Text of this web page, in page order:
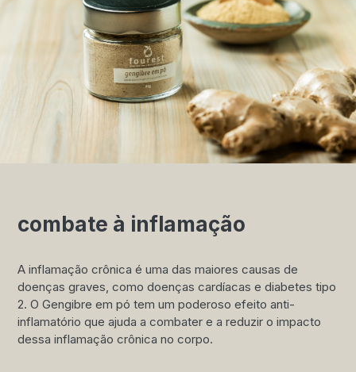
combate à inflamação
A inflamação crônica é uma das maiores causas de
doenças graves, como doenças cardíacas e diabetes tipo
2. O Gengibre em pó tem um poderoso efeito anti-
inflamatório que ajuda a combater e a reduzir o impacto
dessa inflamação crônica no corpo.